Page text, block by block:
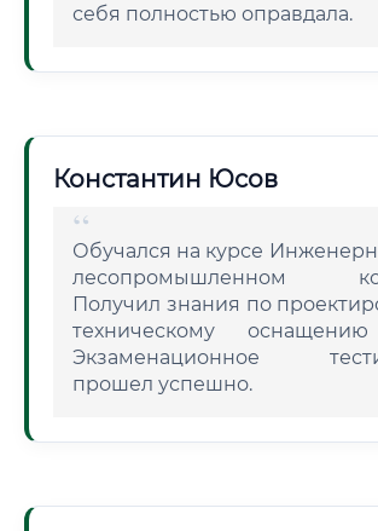
себя полностью оправдала.
Константин Юсов
Обучался на курсе
лесопромышленном
Получил знания по
техническому
Экзаменационное
прошел успешно.